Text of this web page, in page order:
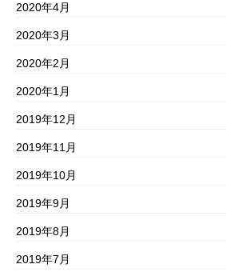
2020年4月
2020年3月
2020年2月
2020年1月
2019年12月
2019年11月
2019年10月
2019年9月
2019年8月
2019年7月